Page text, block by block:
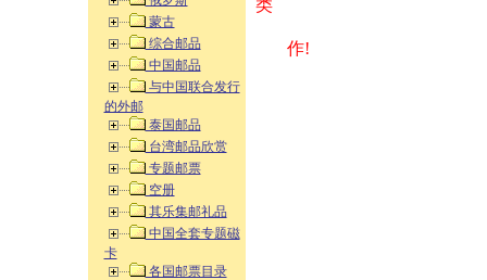
蒙古
综合邮品
中国邮品
与中国联合发行
的外邮
泰国邮品
台湾邮品欣赏
专题邮票
空册
其乐集邮礼品
中国全套专题磁
卡
各国邮票目录
类 方式告之
作!